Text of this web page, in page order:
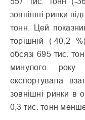
зовнішні ринки
тонн. Цей
торішній (-40,2
обсязі 695 тис.
минулого
експортувала
зовнішні ринки в
0,3 тис. тонн